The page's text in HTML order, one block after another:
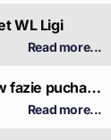
WL Ligi
Read more...
Puchar Polski: Revengers zagrali w fazie pucharowej
Read more...